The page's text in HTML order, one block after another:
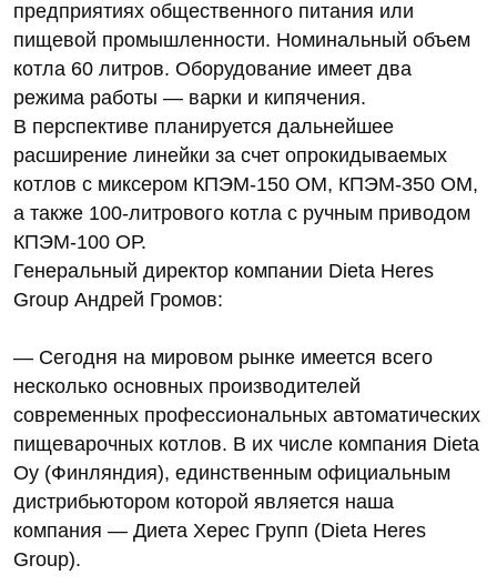
предприятиях общественного питания или
пищевой промышленности. Номинальный объем
котла 60 литров. Оборудование имеет два
режима работы — варки и кипячения.
В перспективе планируется дальнейшее
расширение линейки за счет опрокидываемых
котлов с миксером КПЭМ-150 ОМ, КПЭМ-350 ОМ,
а также 100-литрового котла с ручным приводом
КПЭМ-100 ОР.
Генеральный директор компании Dieta Heres
Group Андрей Громов:
— Сегодня на мировом рынке имеется всего
несколько основных производителей
современных профессиональных автоматических
пищеварочных котлов. В их числе компания Dieta
Oy (Финляндия), единственным официальным
дистрибьютором которой является наша
компания — Диета Херес Групп (Dieta Heres
Group).